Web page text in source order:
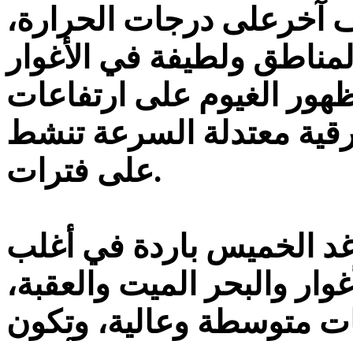
آخرعلى درجات الحرارة،
ولطيفة في الأغوار
الغيوم على ارتفاعات
معتدلة السرعة تنشط
على فترات.
غد الخميس باردة في أغلب
والبحر الميت والعقبة،
متوسطة وعالية، وتكون